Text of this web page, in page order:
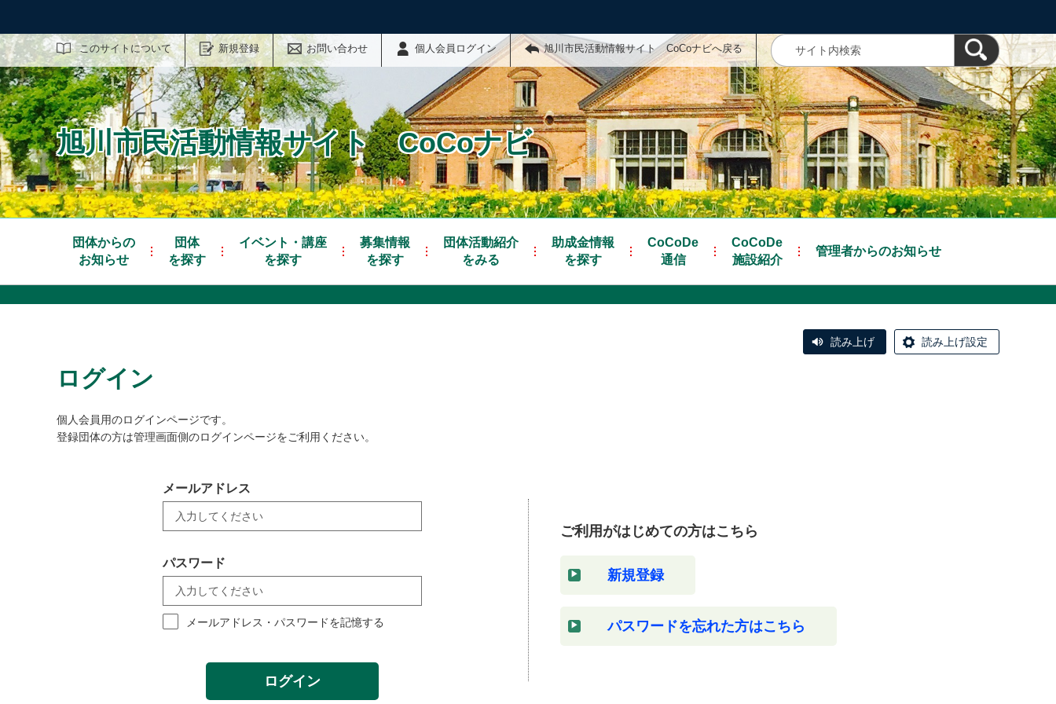
このサイトについて 新規登録 お問い合わせ 個人会員ログイン 旭川市民活動情報サイト CoCoナビへ戻る
サイト内検索
旭川市民活動情報サイト CoCoナビ
団体からの
お知らせ
団体
を探す
イベント・講座
を探す
募集情報
を探す
団体活動紹介
をみる
助成金情報
を探す
CoCoDe
通信
CoCoDe
施設紹介
管理者からのお知らせ
読み上げ 読み上げ設定
ログイン
個人会員用のログインページです。
登録団体の方は管理画面側のログインページをご利用ください。
メールアドレス
パスワード
メールアドレス・パスワードを記憶する
ログイン
ご利用がはじめての方はこちら
新規登録
パスワードを忘れた方はこちら